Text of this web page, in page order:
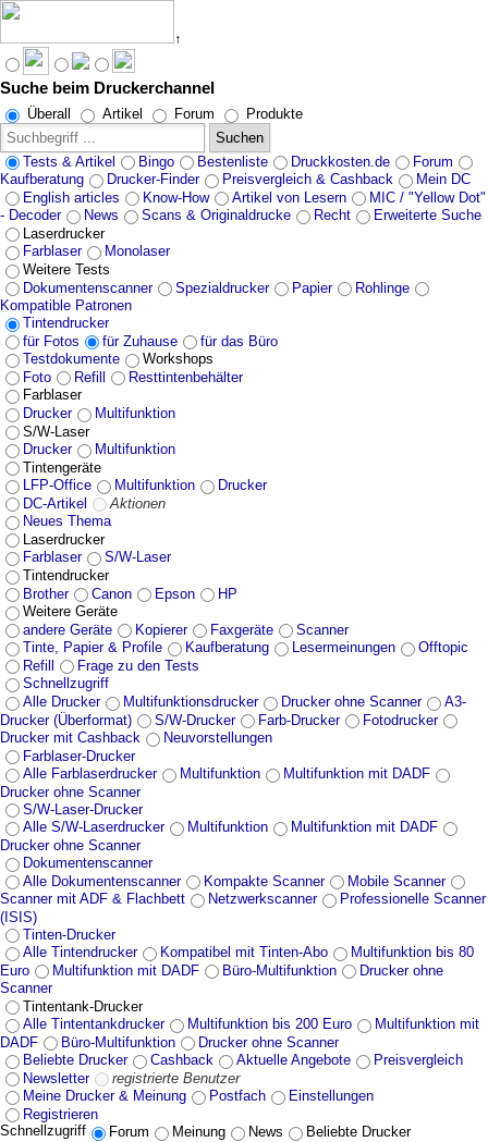
↑
Suche beim Druckerchannel
Überall Artikel Forum
Produkte
Suchen
Tests & Artikel
Bingo Bestenliste Druckkosten.de
Forum
Kaufberatung
Drucker-Finder Preisvergleich & Cashback
Mein DC
English articles
Know-How Artikel von Lesern
MIC / "Yellow Dot"
- Decoder
News Scans & Originaldrucke Recht
Erweiterte Suche
Laserdrucker
Farblaser
Monolaser
Weitere Tests
Dokumentenscanner
Spezialdrucker Papier
Rohlinge
Kompatible Patronen
Tintendrucker
für Fotos
für Zuhause
für das Büro
Testdokumente
Workshops
Foto
Refill
Resttintenbehälter
Farblaser
Drucker
Multifunktion
S/W-Laser
Drucker
Multifunktion
Tintengeräte
LFP-Office
Multifunktion
Drucker
DC-Artikel
Aktionen
Neues Thema
Laserdrucker
Farblaser
S/W-Laser
Tintendrucker
Brother
Canon Epson
HP
Weitere Geräte
andere Geräte
Kopierer Faxgeräte
Scanner
Tinte, Papier & Profile
Kaufberatung Lesermeinungen
Offtopic
Refill
Frage zu den Tests
Schnellzugriff
Alle Drucker
Multifunktionsdrucker Drucker ohne Scanner
A3-
Drucker (Überformat)
S/W-Drucker Farb-Drucker
Fotodrucker
Drucker mit Cashback
Neuvorstellungen
Farblaser-Drucker
Alle Farblaserdrucker
Multifunktion
Multifunktion mit DADF
Drucker ohne Scanner
S/W-Laser-Drucker
Alle S/W-Laserdrucker
Multifunktion
Multifunktion mit DADF
Drucker ohne Scanner
Dokumentenscanner
Alle Dokumentenscanner
Kompakte Scanner
Mobile Scanner
Scanner mit ADF & Flachbett
Netzwerkscanner
Professionelle Scanner
(ISIS)
Tinten-Drucker
Alle Tintendrucker
Kompatibel mit Tinten-Abo
Multifunktion bis 80
Euro
Multifunktion mit DADF Büro-Multifunktion
Drucker ohne
Scanner
Tintentank-Drucker
Alle Tintentankdrucker
Multifunktion bis 200 Euro
Multifunktion mit
DADF
Büro-Multifunktion
Drucker ohne Scanner
Beliebte Drucker
Cashback Aktuelle Angebote
Preisvergleich
Newsletter
registrierte Benutzer
Meine Drucker & Meinung
Postfach
Einstellungen
Registrieren
Schnellzugriff
Forum Meinung News
Beliebte Drucker
Angebote werden geladen...